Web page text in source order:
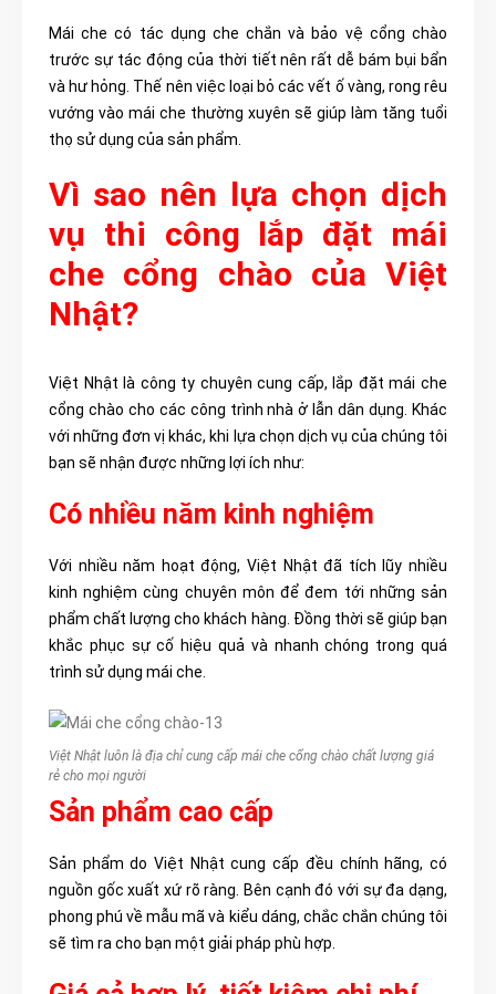
Mái che có tác dụng che chắn và bảo vệ cổng chào
trước sự tác động của thời tiết nên rất dễ bám bụi bẩn
và hư hỏng. Thế nên việc loại bỏ các vết ố vàng, rong rêu
vướng vào mái che thường xuyên sẽ giúp làm tăng tuổi
thọ sử dụng của sản phẩm.
Vì sao nên lựa chọn dịch
vụ thi công lắp đặt mái
che cổng chào của Việt
Nhật?
Việt Nhật là công ty chuyên cung cấp, lắp đặt mái che
cổng chào cho các công trình nhà ở lẫn dân dụng. Khác
với những đơn vị khác, khi lựa chọn dịch vụ của chúng tôi
bạn sẽ nhận được những lợi ích như:
Có nhiều năm kinh nghiệm
Với nhiều năm hoạt động, Việt Nhật đã tích lũy nhiều
kinh nghiệm cùng chuyên môn để đem tới những sản
phẩm chất lượng cho khách hàng. Đồng thời sẽ giúp bạn
khắc phục sự cố hiệu quả và nhanh chóng trong quá
trình sử dụng mái che.
Việt Nhật luôn là địa chỉ cung cấp mái che cổng chào chất lượng giá
rẻ cho mọi người
Sản phẩm cao cấp
Sản phẩm do Việt Nhật cung cấp đều chính hãng, có
nguồn gốc xuất xứ rõ ràng. Bên cạnh đó với sự đa dạng,
phong phú về mẫu mã và kiểu dáng, chắc chắn chúng tôi
sẽ tìm ra cho bạn một giải pháp phù hợp.